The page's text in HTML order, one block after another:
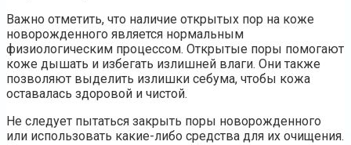
Важно отметить, что наличие открытых пор на коже
новорожденного является нормальным
физиологическим процессом. Открытые поры помогают
коже дышать и избегать излишней влаги. Они также
позволяют выделить излишки себума, чтобы кожа
оставалась здоровой и чистой.
Не следует пытаться закрыть поры новорожденного
или использовать какие-либо средства для их очищения.